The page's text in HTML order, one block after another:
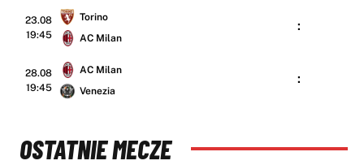
23.08
19:45
Torino
AC Milan
:
28.08
19:45
AC Milan
Venezia
:
OSTATNIE MECZE